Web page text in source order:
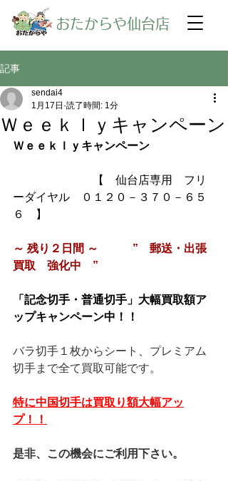
​おたからや仙台店
記事
Ｗｅｅｋｌｙキャンペーン
sendai4
1月17日 読了時間: 1分
Ｗｅｅｋｌｙキャンペーン
【　仙台店専用　フリ
ーダイヤル　０１２０－３７０－６５
６　】
～ 残り２日間 ～　　　”　郵送・出張
買取　強化中　”
「記念切手・普通切手」大幅買取額ア
ップキャンペーン中！！
バラ切手１枚からシート、プレミアム
切手まで全て買取可能です。
特に中国切手は買取り額大幅アッ
プ！！
是非、この機会にご利用下さい。